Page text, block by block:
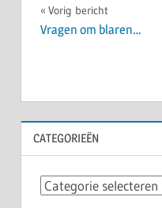
Bericht
navigatie
Vorig bericht
Vragen om blaren…
CATEGORIEËN
Categorieën